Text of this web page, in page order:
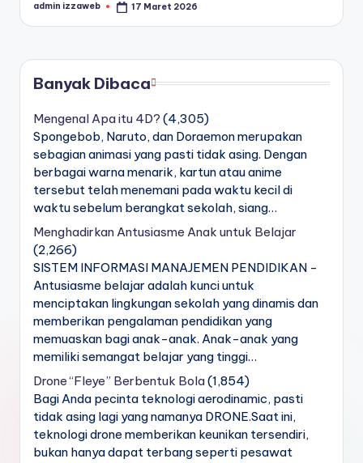
Posted
admin izzaweb 17 Maret 2026
Banyak Dibaca
Mengenal Apa itu 4D? (4,305)
Spongebob, Naruto, dan Doraemon merupakan
sebagian animasi yang pasti tidak asing. Dengan
berbagai warna menarik, kartun atau anime
tersebut telah menemani pada waktu kecil di
waktu sebelum berangkat sekolah, siang…
Menghadirkan Antusiasme Anak untuk Belajar
(2,266)
SISTEM INFORMASI MANAJEMEN PENDIDIKAN -
Antusiasme belajar adalah kunci untuk
menciptakan lingkungan sekolah yang dinamis dan
memberikan pengalaman pendidikan yang
memuaskan bagi anak-anak. Anak-anak yang
memiliki semangat belajar yang tinggi…
Drone “Fleye” Berbentuk Bola(1,854)
Bagi Anda pecinta teknologi aerodinamic, pasti
tidak asing lagi yang namanya DRONE.Saat ini,
teknologi drone memberikan keunikan tersendiri,
bukan hanya dapat terbang seperti pesawat